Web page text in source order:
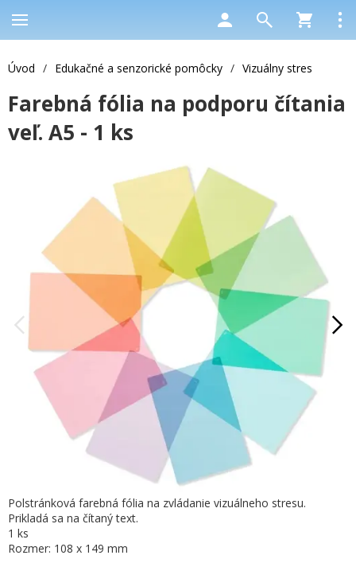
Úvod / Edukačné a senzorické pomôcky / Vizuálny stres
Farebná fólia na podporu čítania
veľ. A5 - 1 ks
Polstránková farebná fólia na zvládanie vizuálneho stresu.
Prikladá sa na čítaný text.
1 ks
Rozmer: 108 x 149 mm